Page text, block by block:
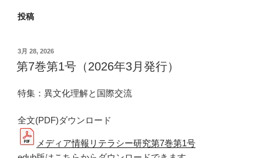
投稿
投
稿
日:
3月 28, 2026
第7巻第1号（2026年3月発行）
特集：異文化理解と国際交流
全文(PDF)ダウンロード
メディア情報リテラシー研究第7巻第1号